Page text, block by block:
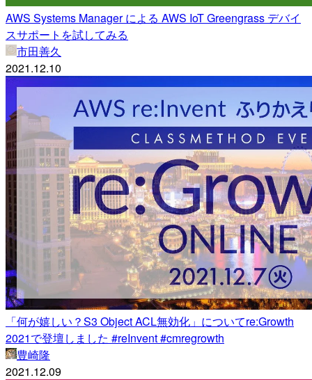
AWS Systems Manager による AWS IoT Greengrass デバイ
スサポートを試してみる
市田善久
2021.12.10
「何が嬉しい？S3 Object ACL無効化」についてre:Growth
2021で登壇しました #reInvent #cmregrowth
豊崎隆
2021.12.09